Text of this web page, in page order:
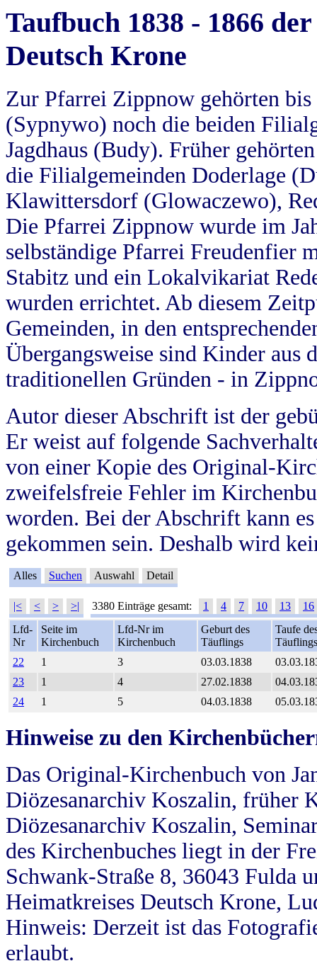
Taufbuch 1838 - 1866
Deutsch Krone
Zur Pfarrei Zippnow gehörten
(Sypnywo) noch die beiden
Jagdhaus (Budy). Früher
die Filialgemeinden Doderlage
Klawittersdorf (Glowaczewo),
Die Pfarrei Zippnow wurde im
selbständige Pfarrei Freudenfier
Stabitz und ein Lokalvikariat
wurden errichtet. Ab diesem
Gemeinden, in den
Übergangsweise sind Kinder aus
traditionellen Gründen - in
Autor dieser Abschrift ist der
Er weist auf folgende
von einer Kopie des Original-
zweifelsfreie Fehler im
worden. Bei der Abschrift kann
gekommen sein. Deshalb wird
Alles Suchen Auswahl Detail
|< < > >| 3380 Einträge gesamt: 1 4 7 10 13
16
Lfd-
Nr
Seite im
Kirchenbuch
Lfd-Nr im
Kirchenbuch
Geburt des
Täuflings
Taufe
Täuflings
22
1 3 03.03.1838
23
1 4 27.02.1838
24
1 5 04.03.1838
Hinweise zu den
Das Original-Kirchenbuch von
Diözesanarchiv Koszalin, früher
Diözesanarchiv Koszalin,
des Kirchenbuches liegt in der
Schwank-Straße 8, 36043 Fulda
Heimatkreises Deutsch Krone,
Hinweis: Derzeit ist das
erlaubt.